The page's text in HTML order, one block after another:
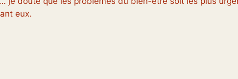
eux.